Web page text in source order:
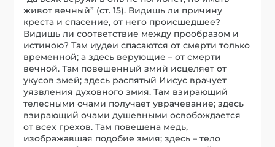
живот вечный” (ст. 15). Видишь ли причину
креста и спасение, от него происшедшее?
Видишь ли соответствие между прообразом и
истиною? Там иудеи спасаются от смерти только
временной; а здесь верующие – от смерти
вечной. Там повешенный змий исцеляет от
укусов змей; здесь распятый Иисус врачует
уязвления духовного змия. Там взирающий
телесными очами получает уврачевание; здесь
взирающий очами душевными освобождается
от всех грехов. Там повешена медь,
изображавшая подобие змия; здесь – тело